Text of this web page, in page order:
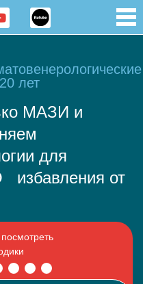
лет
МАЗИ и
для
от